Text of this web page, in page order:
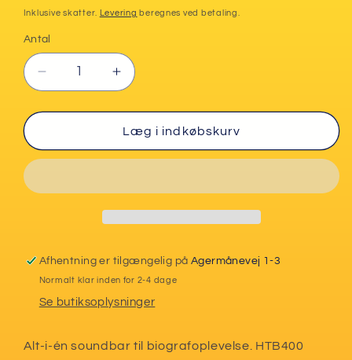
Inklusive skatter. Levering beregnes ved betaling.
Antal
Reducer
antallet
for
HTB400
Øg
antallet
for
Panasonic
HTB400
Læg i indkøbskurv
Afhentning er tilgængelig på Agermånevej 1-3
Normalt klar inden for 2-4 dage
Se butiksoplysninger
Alt-i-én soundbar til biografoplevelse. HTB400